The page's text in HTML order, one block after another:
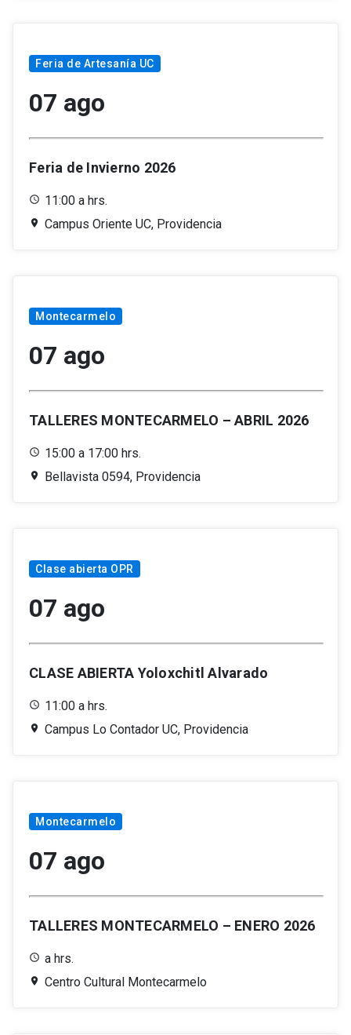
Feria de Artesanía UC
07 ago
Feria de Invierno 2026
11:00 a hrs.
Campus Oriente UC, Providencia
Montecarmelo
07 ago
TALLERES MONTECARMELO – ABRIL 2026
15:00 a 17:00 hrs.
Bellavista 0594, Providencia
Clase abierta OPR
07 ago
CLASE ABIERTA Yoloxchitl Alvarado
11:00 a hrs.
Campus Lo Contador UC, Providencia
Montecarmelo
07 ago
TALLERES MONTECARMELO – ENERO 2026
a hrs.
Centro Cultural Montecarmelo